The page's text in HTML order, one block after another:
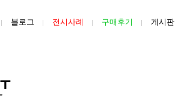
블로그 전시사례 구매후기 게시판